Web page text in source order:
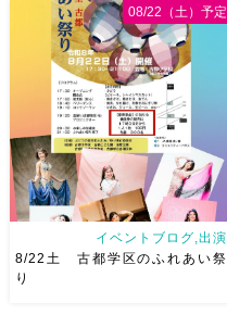
QUEEN OF THE NIGHT岡山
県天神山文化プラザ Guestに女
神 @mayadyorientaldance
女神のオーラ浴びに行き
ましょー […]
イベントブログ,出演
8/22土 古都学区のふれあい祭
り
08/22（土）予定